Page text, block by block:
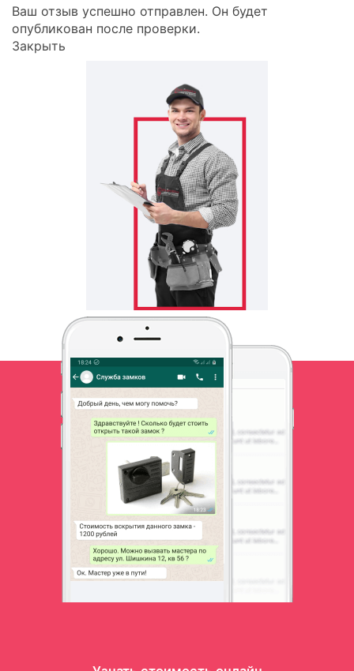
Ваш отзыв успешно отправлен. Он будет
опубликован после проверки.
Закрыть